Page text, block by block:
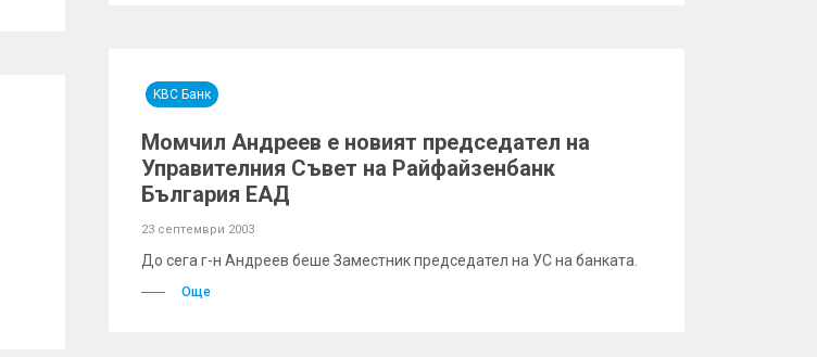
KBC Банк
Момчил Андреев е новият председател на
Управителния Съвет на Райфайзенбанк
България ЕАД
23 септември 2003
До сега г-н Андреев беше Заместник председател на УС на банката.
Още